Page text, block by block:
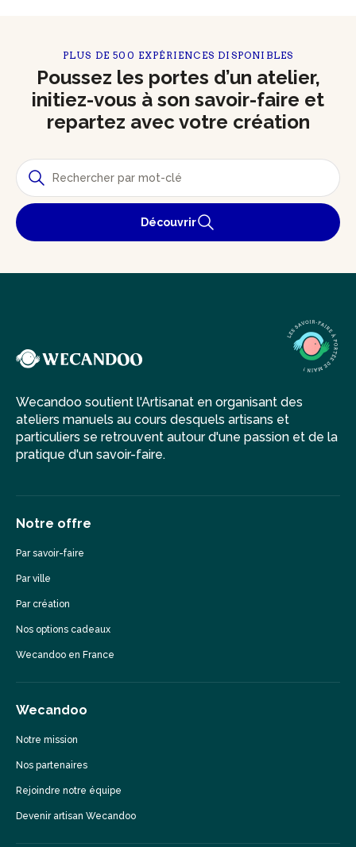
PLUS DE 500 EXPÉRIENCES DISPONIBLES
Poussez les portes d’un atelier,
initiez-vous à son savoir-faire et
repartez avec votre création
Découvrir
Wecandoo soutient l'Artisanat en organisant des
ateliers manuels au cours desquels artisans et
particuliers se retrouvent autour d'une passion et de la
pratique d'un savoir-faire.
Notre offre
Par savoir-faire
Par ville
Par création
Nos options cadeaux
Wecandoo en France
Wecandoo
Notre mission
Nos partenaires
Rejoindre notre équipe
Devenir artisan Wecandoo